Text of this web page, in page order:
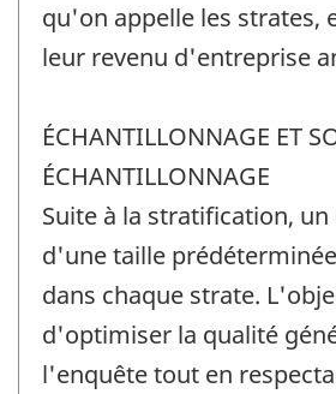
qu'on appelle les strates,
leur revenu d'entreprise
ÉCHANTILLONNAGE ET
ÉCHANTILLONNAGE
Suite à la stratification,
d'une taille
dans chaque strate.
d'optimiser la qualité
l'enquête tout en